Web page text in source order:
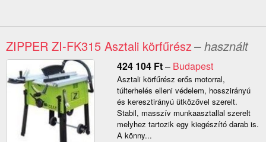
ZIPPER ZI-FK315 Asztali körfűrész– használt
424 104 Ft– Budapest
Asztali körfűrész erős motorral,
túlterhelés elleni védelem, hosszirányú
és keresztirányú ütközővel szerelt.
Stabil, masszív munkaasztallal szerelt
melyhez tartozik egy kiegészító darab is.
A könny...